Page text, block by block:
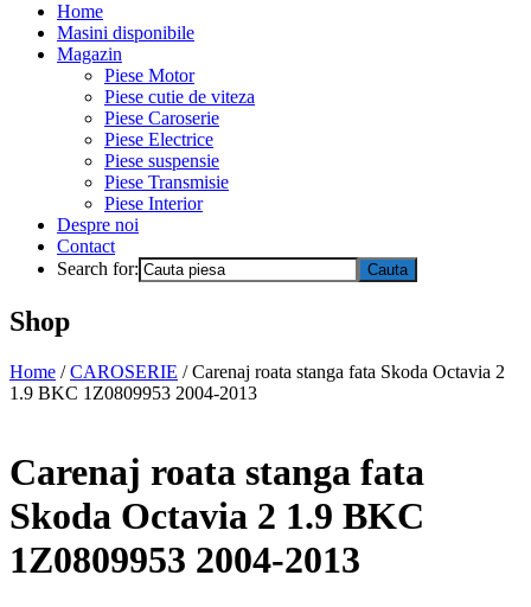
Home
Masini disponibile
Magazin
Piese Motor
Piese cutie de viteza
Piese Caroserie
Piese Electrice
Piese suspensie
Piese Transmisie
Piese Interior
Despre noi
Contact
Search for:
Shop
Home /CAROSERIE / Carenaj roata stanga fata Skoda Octavia 2
1.9 BKC 1Z0809953 2004-2013
Carenaj roata stanga fata
Skoda Octavia 2 1.9 BKC
1Z0809953 2004-2013